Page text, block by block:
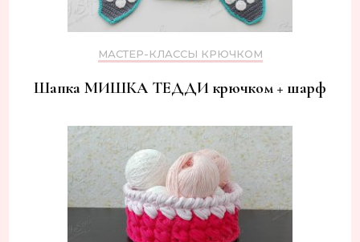
МАСТЕР-КЛАССЫ КРЮЧКОМ
Шапка МИШКА ТЕДДИ крючком + шарф